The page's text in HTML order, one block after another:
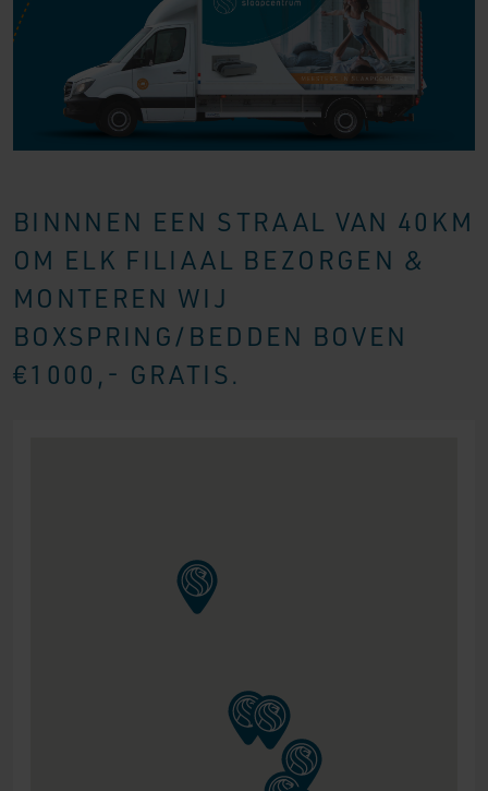
BINNNEN EEN STRAAL VAN 40KM
OM ELK FILIAAL BEZORGEN &
MONTEREN WIJ
BOXSPRING/BEDDEN BOVEN
€1000,- GRATIS.